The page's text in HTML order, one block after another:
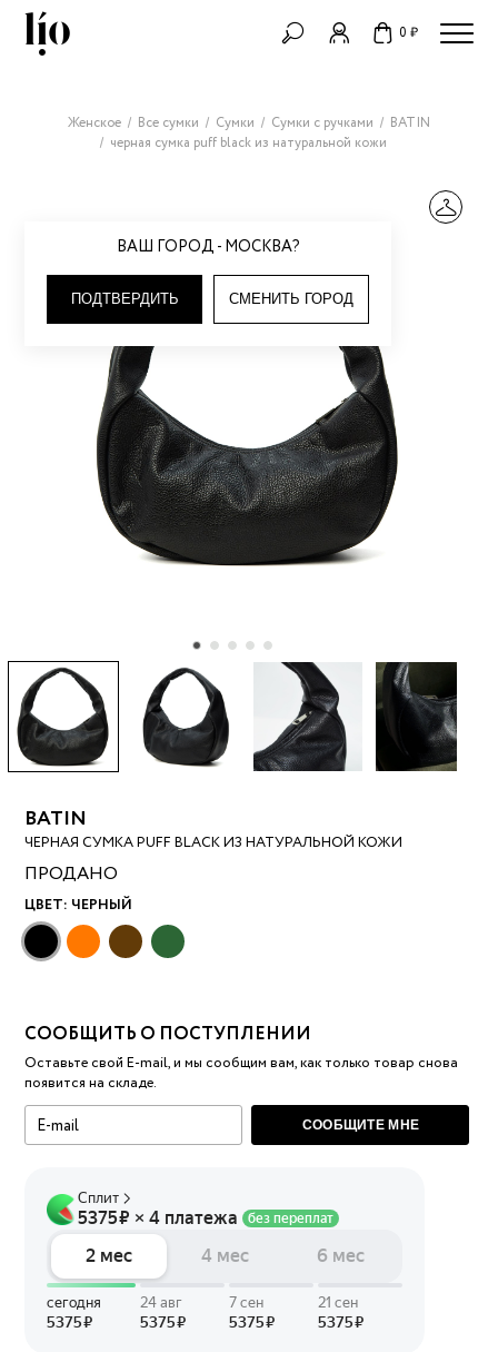
0 ₽
ВАШ ГОРОД - МОСКВА?
ПОДТВЕРДИТЬ СМЕНИТЬ ГОРОД
Женское Все сумки Сумки Сумки с ручками
BATIN
черная сумка puff black из натуральной кожи
BATIN
ЧЕРНАЯ СУМКА PUFF BLACK ИЗ НАТУРАЛЬНОЙ КОЖИ
ПРОДАНО
ЦВЕТ: ЧЕРНЫЙ
СООБЩИТЬ О ПОСТУПЛЕНИИ
Оставьте свой E-mail, и мы сообщим вам, как только товар снова
появится на складе.
СООБЩИТЕ МНЕ